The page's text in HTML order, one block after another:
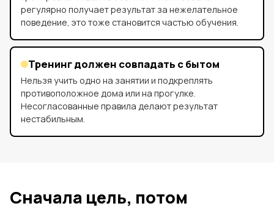
регулярно получает результат за нежелательное
поведение, это тоже становится частью обучения.
Тренинг должен совпадать с бытом
Нельзя учить одно на занятии и подкреплять
противоположное дома или на прогулке.
Несогласованные правила делают результат
нестабильным.
Сначала цель, потом